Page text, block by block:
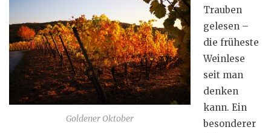
Goldener Oktober
Trauben
gelesen –
die früheste
Weinlese
seit man
denken
kann. Ein
besonderer